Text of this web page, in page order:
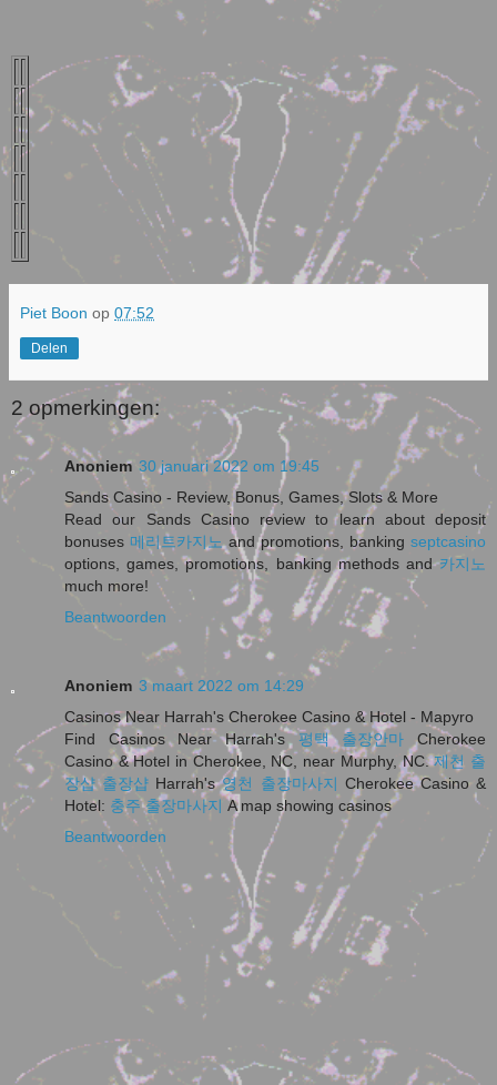
Piet Boon op 07:52
Delen
2 opmerkingen:
Anoniem 30 januari 2022 om 19:45
Sands Casino - Review, Bonus, Games, Slots & More
Read our Sands Casino review to learn about deposit
bonuses 메리트카지노and promotions, banking septcasino
options, games, promotions, banking methods and카지노
much more!
Beantwoorden
Anoniem 3 maart 2022 om 14:29
Casinos Near Harrah's Cherokee Casino & Hotel - Mapyro
Find Casinos Near Harrah's평택 출장안마 Cherokee
Casino & Hotel in Cherokee, NC, near Murphy, NC.제천 출
장샵 출장샵 Harrah's영천 출장마사지 Cherokee Casino &
Hotel: 충주 출장마사지 A map showing casinos
Beantwoorden